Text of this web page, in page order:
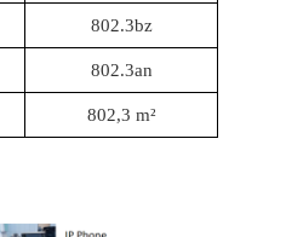
802.3bz
802.3an
802,3 m²